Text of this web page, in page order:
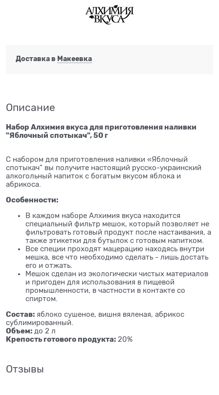
Доставка в Макеевка
Описание
Набор Алхимия вкуса для приготовления наливки
"Яблочный спотыкач", 50 г
С набором для приготовления наливки «Яблочный
спотыкач" вы получите настоящий русско-украинский
алкогольный напиток с богатым вкусом яблока и
абрикоса.
Особенности:
В каждом наборе Алхимия вкуса находится
специальный фильтр мешок, который позволяет не
фильтровать готовый продукт после настаивания, а
также этикетки для бутылок с готовым напитком.
Все специи проходят мацерацию находясь внутри
мешка, все что необходимо сделать - лишь достать
его и отжать.
Мешок сделан из экологически чистых материалов
и пригоден для использования в пищевой
промышленности, в частности в контакте со
спиртом.
Состав: яблоко сушеное, вишня вяленая, абрикос
сублимированный.
Объем: до 2 л
Крепость готового продукта: 20%
Отзывы